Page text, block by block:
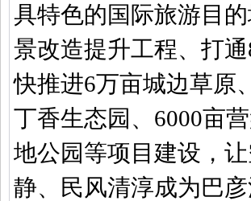
具特色的国际旅游目
景改造提升工程、打通
快推进6万亩城边草原、
丁香生态园、 6000亩
地公园等项目建设，
静、民风清淳成为巴